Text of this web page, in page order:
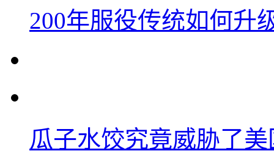
200年服役传统如何升
瓜子水饺究竟威胁了